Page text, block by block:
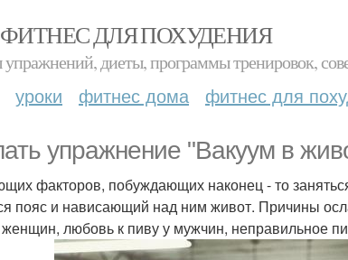
ФИТНЕС ДЛЯ ПОХУДЕНИЯ
диеты, программы тренировок,
уроки фитнес дома фитнес для
упражнение "Вакуум в
факторов, побуждающих наконец - то
пояс и нависающий над ним живот. Причины
любовь к пиву у мужчин, неправильное